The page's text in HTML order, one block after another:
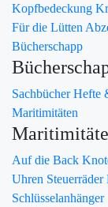
Kopfbedeckung
Für die Lütten
Bücherschapp
SachbücherHefte
Maritimitäten
Auf die Back
Uhren Steuerräder
Schlüsselanhänger